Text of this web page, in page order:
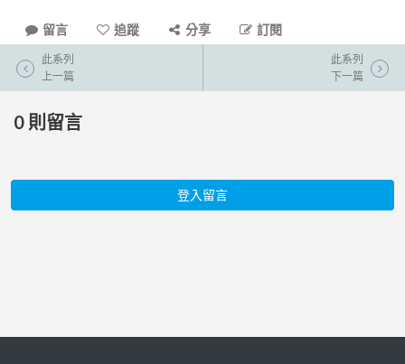
留言 追蹤 分享 訂閱
此系列
上一篇
此系列
下一篇
0 則留言
登入留言